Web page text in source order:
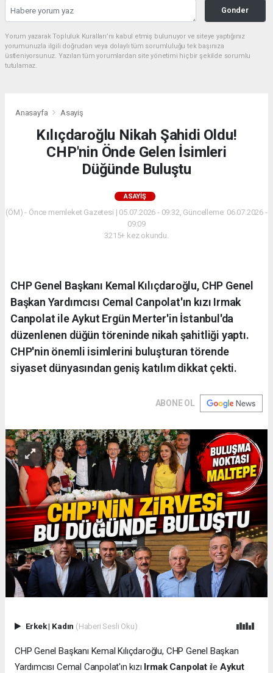
Gonder
Yorum yazarak Topluluk Kuralları’nı kabul etmiş bulunuyor ve siteye yaptığınız
yorumunuzla ilgili doğrudan veya dolaylı tüm sorumluluğu tek başınıza
üstleniyorsunuz. Yazılan tüm yorumlardan site yönetimi hiçbir şekilde sorumlu
tutulamaz.
Anasayfa Asayiş
Kılıçdaroğlu Nikah Şahidi Oldu!
CHP'nin Önde Gelen İsimleri
Düğünde Buluştu
ASAYIŞ
(ÖM) - Önce memleket Gazetesi | 05.07.2026 - 09:32, Güncelleme: 06.07.2026 -
09:09
3215+ kez okundu.
CHP Genel Başkanı Kemal Kılıçdaroğlu, CHP Genel
Başkan Yardımcısı Cemal Canpolat'ın kızı Irmak
Canpolat ile Aykut Ergün Merter'in İstanbul'da
düzenlenen düğün töreninde nikah şahitliği yaptı.
CHP'nin önemli isimlerini buluşturan törende
siyaset dünyasından geniş katılım dikkat çekti.
ABONE OL
Erkek| Kadın (Haberi Sesli Oku)
CHP Genel Başkanı Kemal Kılıçdaroğlu, CHP Genel Başkan
Yardımcısı Cemal Canpolat'ın kızı Irmak Canpolatile Aykut